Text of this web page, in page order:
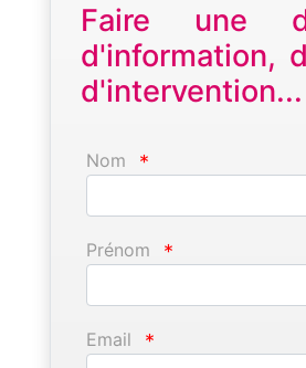
Faire une
d'information,
d'intervention...
Nom *
Prénom *
Email *